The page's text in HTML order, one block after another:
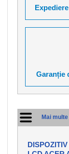
Expediere
Garanție
Mai